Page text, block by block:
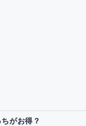
がお得？